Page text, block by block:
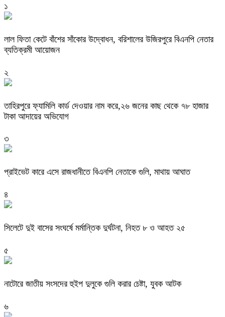
১
‎লাল ফিতা কেটে বাঁশের সাঁকোর উদ্বোধন, বরিশালের উজিরপুরে বিএনপি নেতার
ব্যতিক্রমী আয়োজন
২
তাহিরপুরে ফ্যামিলি কার্ড দেওয়ার নাম করে,২৬ জনের কাছ থেকে ৭৮ হাজার
টাকা আদায়ের অভিযোগ
৩
প্রাইভেট কারে এসে রাজধানীতে বিএনপি নেতাকে গুলি, মাথায় আঘাত
৪
সিলেটে দুই বাসের সংঘর্ষে মর্মান্তিক দুর্ঘটনা, নিহত ৮ ও আহত ২৫
৫
নাটোরে জাতীয় সংসদের হুইপ দুলুকে গুলি করার চেষ্টা, যুবক আটক
৬